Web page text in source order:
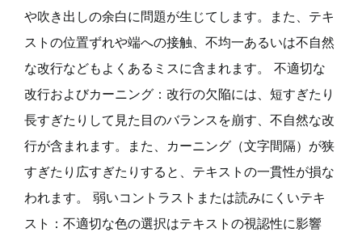
や吹き出しの余白に問題が生じてします。また、テキ
ストの位置ずれや端への接触、不均一あるいは不自然
な改行などもよくあるミスに含まれます。 不適切な
改行およびカーニング：改行の欠陥には、短すぎたり
長すぎたりして見た目のバランスを崩す、不自然な改
行が含まれます。また、カーニング（文字間隔）が狭
すぎたり広すぎたりすると、テキストの一貫性が損な
われます。 弱いコントラストまたは読みにくいテキ
スト：不適切な色の選択はテキストの視認性に影響